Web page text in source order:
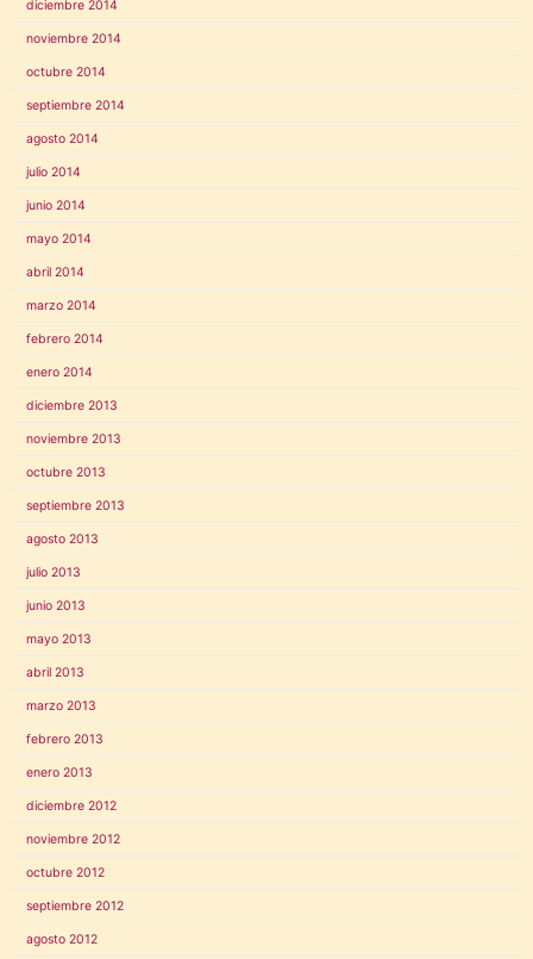
diciembre 2014
noviembre 2014
octubre 2014
septiembre 2014
agosto 2014
julio 2014
junio 2014
mayo 2014
abril 2014
marzo 2014
febrero 2014
enero 2014
diciembre 2013
noviembre 2013
octubre 2013
septiembre 2013
agosto 2013
julio 2013
junio 2013
mayo 2013
abril 2013
marzo 2013
febrero 2013
enero 2013
diciembre 2012
noviembre 2012
octubre 2012
septiembre 2012
agosto 2012